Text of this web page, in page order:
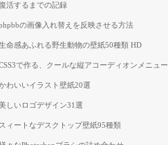
活するまでの記録
の画像入れ替えを反映させる方法
命感あふれる野生動物の壁紙50種類 HD
で作る、クールな縦アコーディオンメニュー
わいいイラスト壁紙20選
しいロゴデザイン31選
スィートなデスクトップ壁紙95種類